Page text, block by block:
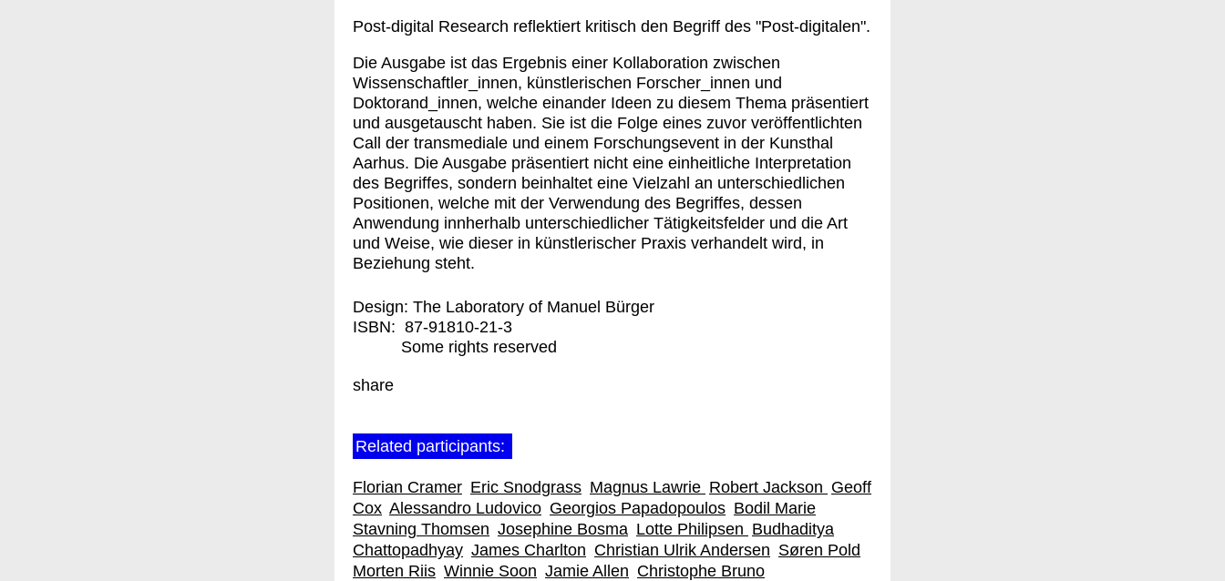
Post-digital Research reflektiert kritisch den Begriff des "Post-digitalen".
Die Ausgabe ist das Ergebnis einer Kollaboration zwischen
Wissenschaftler_innen, künstlerischen Forscher_innen und
Doktorand_innen, welche einander Ideen zu diesem Thema präsentiert
und ausgetauscht haben. Sie ist die Folge eines zuvor veröffentlichten
Call der transmediale und einem Forschungsevent in der Kunsthal
Aarhus. Die Ausgabe präsentiert nicht eine einheitliche Interpretation
des Begriffes, sondern beinhaltet eine Vielzahl an unterschiedlichen
Positionen, welche mit der Verwendung des Begriffes, dessen
Anwendung innherhalb unterschiedlicher Tätigkeitsfelder und die Art
und Weise, wie dieser in künstlerischer Praxis verhandelt wird, in
Beziehung steht.
Design: The Laboratory of Manuel Bürger
ISBN: 87-91810-21-3
Some rights reserved
share
Related participants:
Florian Cramer Eric Snodgrass Magnus Lawrie Robert Jackson Geoff
Cox Alessandro Ludovico Georgios Papadopoulos Bodil Marie
Stavning Thomsen Josephine Bosma Lotte Philipsen Budhaditya
Chattopadhyay James Charlton Christian Ulrik Andersen Søren Pold
Morten Riis Winnie Soon Jamie Allen Christophe Bruno